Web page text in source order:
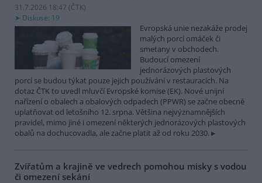
31.7.2026 18:47 (ČTK)
Diskuse: 19
Evropská unie nezakáže prodej
malých porcí omáček či
smetany v obchodech.
Budoucí omezení
jednorázových plastových
porcí se budou týkat pouze jejich používání v restauracích. Na
dotaz ČTK to uvedl mluvčí Evropské komise (EK). Nové unijní
nařízení o obalech a obalových odpadech (PPWR) se začne obecně
uplatňovat od letošního 12. srpna. Většina nejvýznamnějších
pravidel, mimo jiné i omezení některých jednorázových plastových
obalů na dochucovadla, ale začne platit až od roku 2030.
Zvířatům a krajině ve vedrech pomohou misky s vodou
či omezení sekání